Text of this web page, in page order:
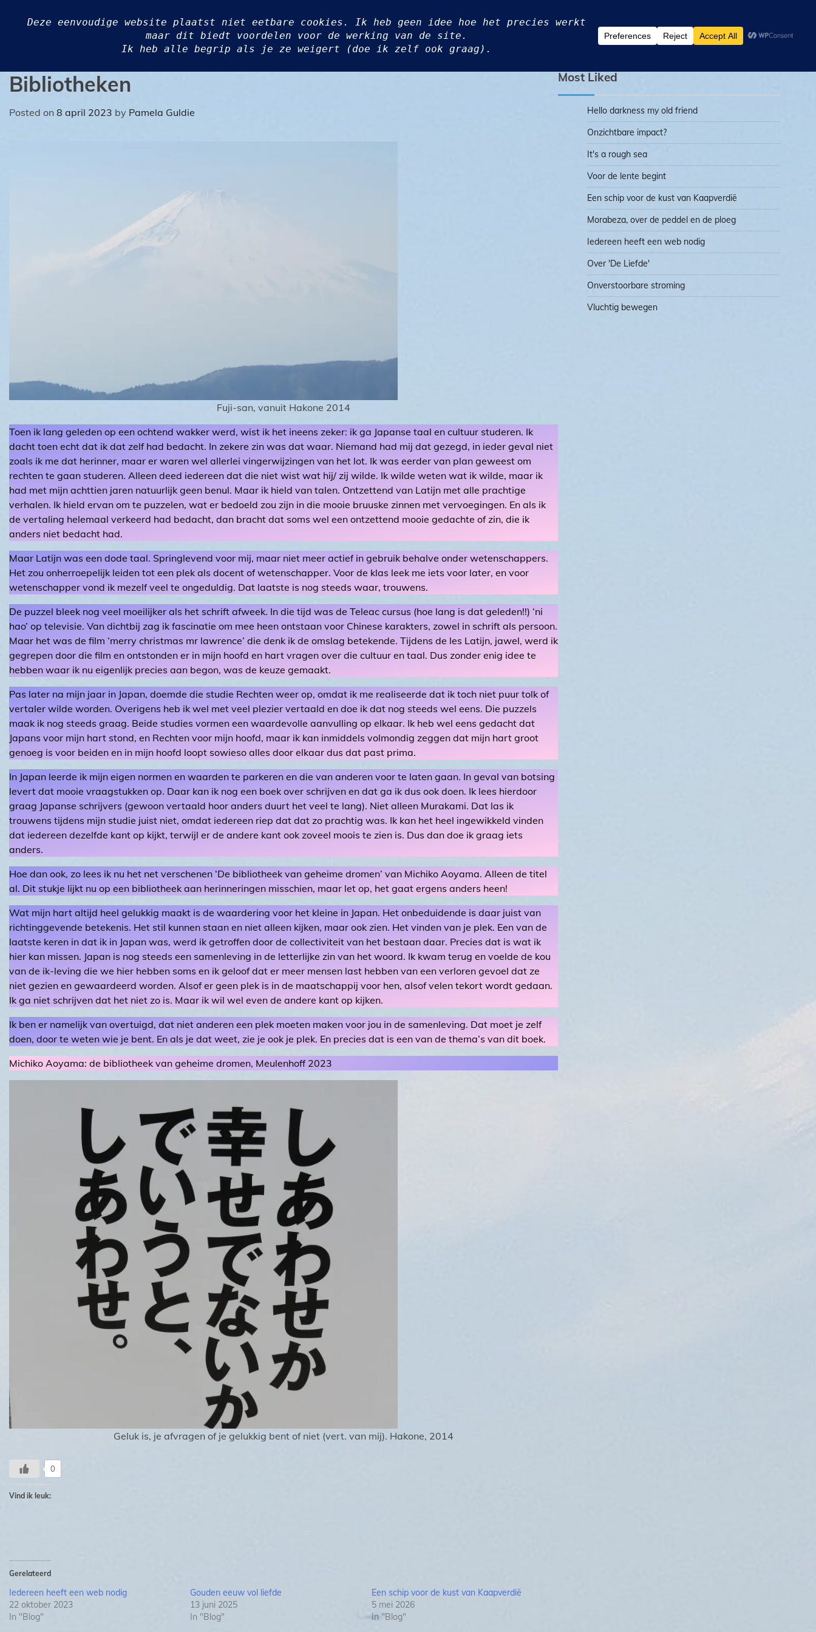
BLOG EVEN ALLES OP EEN RIJ GEDICHTEN OVER ‘TEGENSPRAAK’
Bibliotheken
Posted on 8 april 2023 by Pamela Guldie
Fuji-san, vanuit Hakone 2014
Toen ik lang geleden op een ochtend wakker werd, wist ik het ineens zeker: ik ga Japanse taal en cultuur studeren. Ik
dacht toen echt dat ik dat zelf had bedacht. In zekere zin was dat waar. Niemand had mij dat gezegd, in ieder geval niet
zoals ik me dat herinner, maar er waren wel allerlei vingerwijzingen van het lot. Ik was eerder van plan geweest om
rechten te gaan studeren. Alleen deed iedereen dat die niet wist wat hij/ zij wilde. Ik wilde weten wat ik wilde, maar ik
had met mijn achttien jaren natuurlijk geen benul. Maar ik hield van talen. Ontzettend van Latijn met alle prachtige
verhalen. Ik hield ervan om te puzzelen, wat er bedoeld zou zijn in die mooie bruuske zinnen met vervoegingen. En als ik
de vertaling helemaal verkeerd had bedacht, dan bracht dat soms wel een ontzettend mooie gedachte of zin, die ik
anders niet bedacht had.
Maar Latijn was een dode taal. Springlevend voor mij, maar niet meer actief in gebruik behalve onder wetenschappers.
Het zou onherroepelijk leiden tot een plek als docent of wetenschapper. Voor de klas leek me iets voor later, en voor
wetenschapper vond ik mezelf veel te ongeduldig. Dat laatste is nog steeds waar, trouwens.
De puzzel bleek nog veel moeilijker als het schrift afweek. In die tijd was de Teleac cursus (hoe lang is dat geleden!!) ‘ni
hao’ op televisie. Van dichtbij zag ik fascinatie om mee heen ontstaan voor Chinese karakters, zowel in schrift als persoon.
Maar het was de film ‘merry christmas mr lawrence’ die denk ik de omslag betekende. Tijdens de les Latijn, jawel, werd ik
gegrepen door die film en ontstonden er in mijn hoofd en hart vragen over die cultuur en taal. Dus zonder enig idee te
hebben waar ik nu eigenlijk precies aan begon, was de keuze gemaakt.
Pas later na mijn jaar in Japan, doemde die studie Rechten weer op, omdat ik me realiseerde dat ik toch niet puur tolk of
vertaler wilde worden. Overigens heb ik wel met veel plezier vertaald en doe ik dat nog steeds wel eens. Die puzzels
maak ik nog steeds graag. Beide studies vormen een waardevolle aanvulling op elkaar. Ik heb wel eens gedacht dat
Japans voor mijn hart stond, en Rechten voor mijn hoofd, maar ik kan inmiddels volmondig zeggen dat mijn hart groot
genoeg is voor beiden en in mijn hoofd loopt sowieso alles door elkaar dus dat past prima.
In Japan leerde ik mijn eigen normen en waarden te parkeren en die van anderen voor te laten gaan. In geval van botsing
levert dat mooie vraagstukken op. Daar kan ik nog een boek over schrijven en dat ga ik dus ook doen. Ik lees hierdoor
graag Japanse schrijvers (gewoon vertaald hoor anders duurt het veel te lang). Niet alleen Murakami. Dat las ik
trouwens tijdens mijn studie juist niet, omdat iedereen riep dat dat zo prachtig was. Ik kan het heel ingewikkeld vinden
dat iedereen dezelfde kant op kijkt, terwijl er de andere kant ook zoveel moois te zien is. Dus dan doe ik graag iets
anders.
Hoe dan ook, zo lees ik nu het net verschenen ‘De bibliotheek van geheime dromen’ van Michiko Aoyama. Alleen de titel
al. Dit stukje lijkt nu op een bibliotheek aan herinneringen misschien, maar let op, het gaat ergens anders heen!
Wat mijn hart altijd heel gelukkig maakt is de waardering voor het kleine in Japan. Het onbeduidende is daar juist van
richtinggevende betekenis. Het stil kunnen staan en niet alleen kijken, maar ook zien. Het vinden van je plek. Een van de
laatste keren in dat ik in Japan was, werd ik getroffen door de collectiviteit van het bestaan daar. Precies dat is wat ik
hier kan missen. Japan is nog steeds een samenleving in de letterlijke zin van het woord. Ik kwam terug en voelde de kou
van de ik-leving die we hier hebben soms en ik geloof dat er meer mensen last hebben van een verloren gevoel dat ze
niet gezien en gewaardeerd worden. Alsof er geen plek is in de maatschappij voor hen, alsof velen tekort wordt gedaan.
Ik ga niet schrijven dat het niet zo is. Maar ik wil wel even de andere kant op kijken.
Ik ben er namelijk van overtuigd, dat niet anderen een plek moeten maken voor jou in de samenleving. Dat moet je zelf
doen, door te weten wie je bent. En als je dat weet, zie je ook je plek. En precies dat is een van de thema’s van dit boek.
Michiko Aoyama: de bibliotheek van geheime dromen, Meulenhoff 2023
Geluk is, je afvragen of je gelukkig bent of niet (vert. van mij). Hakone, 2014
0
Vind ik leuk:
Gerelateerd
Iedereen heeft een web nodig
22 oktober 2023
In "Blog"
Gouden eeuw vol liefde
13 juni 2025
In "Blog"
Een schip voor de kust van Kaapverdië
5 mei 2026
In "Blog"
Most Liked
Hello darkness my old friend
Onzichtbare impact?
It's a rough sea
Voor de lente begint
Een schip voor de kust van Kaapverdië
Morabeza, over de peddel en de ploeg
Iedereen heeft een web nodig
Over 'De Liefde'
Onverstoorbare stroming
Vluchtig bewegen